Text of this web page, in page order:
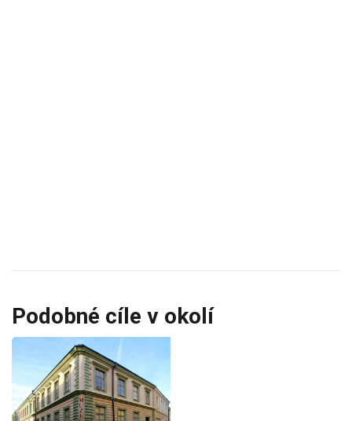
Podobné cíle v okolí